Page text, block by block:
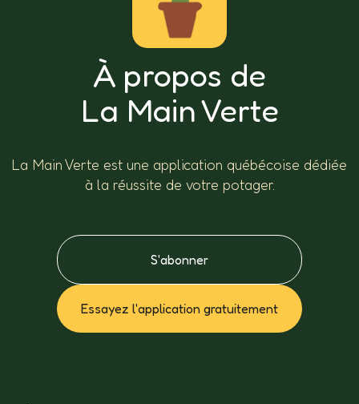
À propos de
La Main Verte
La Main Verte est une application québécoise dédiée
à la réussite de votre potager.
S'abonner
Essayez l'application gratuitement